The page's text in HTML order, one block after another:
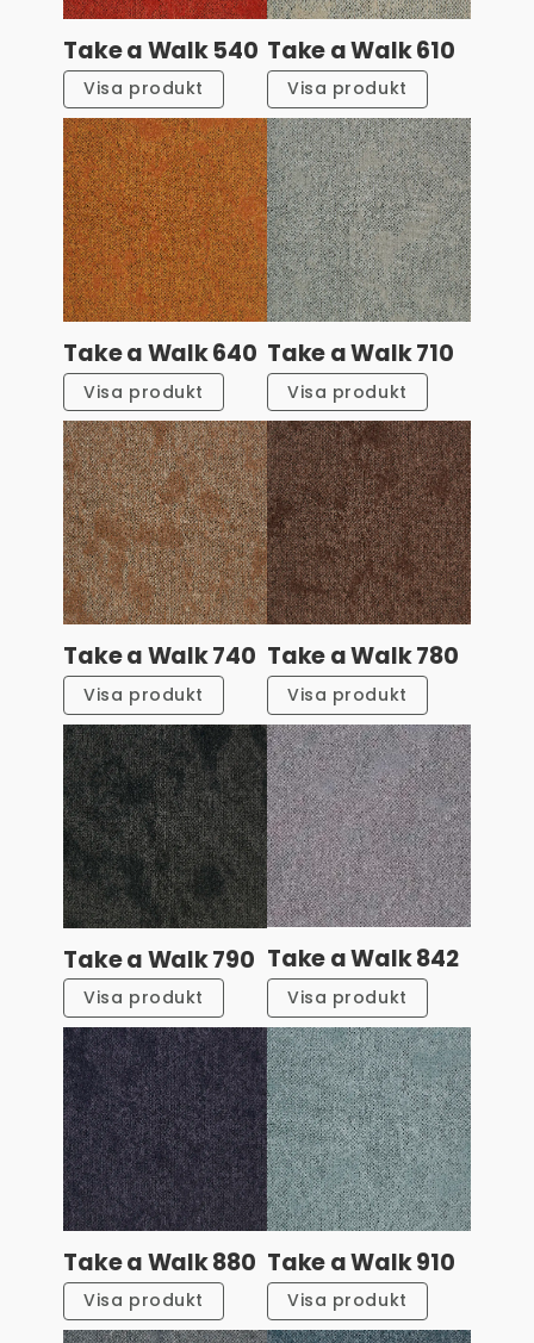
Take a Walk 540
Visa produkt
Take a Walk 610
Visa produkt
Take a Walk 640
Visa produkt
Take a Walk 710
Visa produkt
Take a Walk 740
Visa produkt
Take a Walk 780
Visa produkt
Take a Walk 790
Visa produkt
Take a Walk 842
Visa produkt
Take a Walk 880
Visa produkt
Take a Walk 910
Visa produkt